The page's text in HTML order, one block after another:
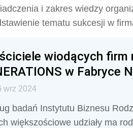
i zakres wiedzy
tematu sukcesji w
wiodących
w Fabryce
wrz 2024
badań Instytutu Biznesu
większościowe udziały ma